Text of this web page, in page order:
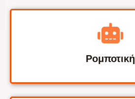
Ρομποτική